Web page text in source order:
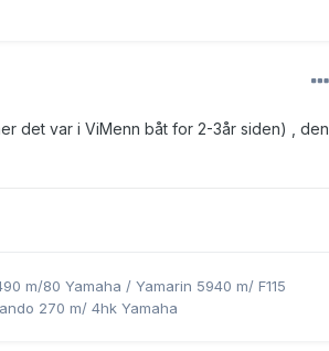
det var i ViMenn båt for 2-3år siden) , den
m/80 Yamaha / Yamarin 5940 m/ F115
270 m/ 4hk Yamaha